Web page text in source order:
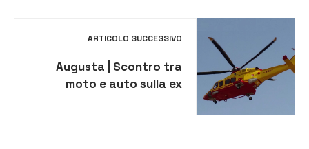
ARTICOLO SUCCESSIVO
Augusta | Scontro tra
moto e auto sulla ex